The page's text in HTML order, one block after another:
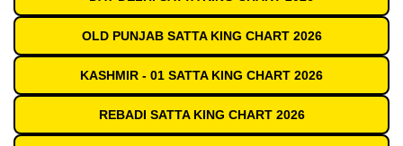
OLD PUNJAB SATTA KING CHART 2026
KASHMIR - 01 SATTA KING CHART 2026
REBADI SATTA KING CHART 2026